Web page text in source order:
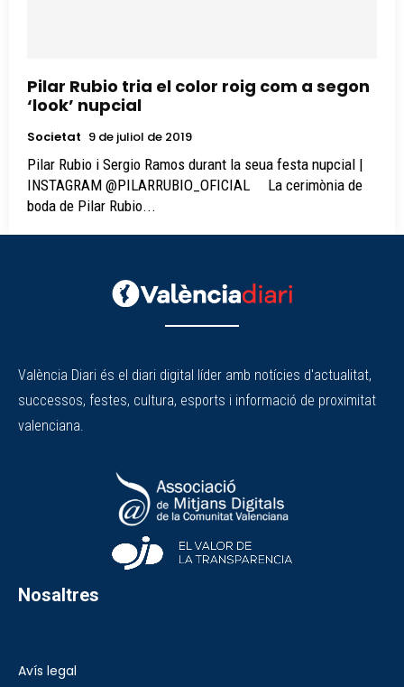
Pilar Rubio tria el color roig com a segon
‘look’ nupcial
Societat 9 de juliol de 2019
Pilar Rubio i Sergio Ramos durant la seua festa nupcial |
INSTAGRAM @PILARRUBIO_OFICIAL La cerimònia de
boda de Pilar Rubio...
València Diari és el diari digital líder amb notícies d'actualitat,
successos, festes, cultura, esports i informació de proximitat
valenciana.
Nosaltres
Avís legal